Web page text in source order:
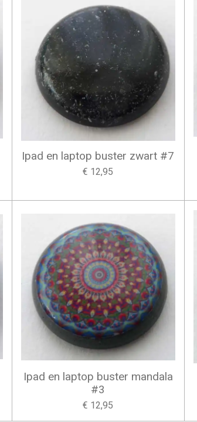
Ipad en laptop buster zwart #7
€ 12,95
Ipad en laptop buster mandala
#3
€ 12,95